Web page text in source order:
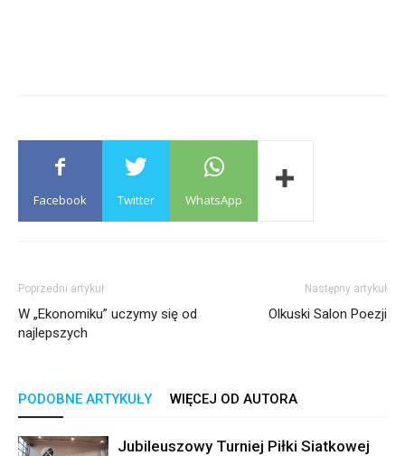
Facebook Twitter WhatsApp
Poprzedni artykuł
W „Ekonomiku” uczymy się od
najlepszych
Następny artykuł
Olkuski Salon Poezji
PODOBNE ARTYKUŁY WIĘCEJ OD AUTORA
Jubileuszowy Turniej Piłki Siatkowej